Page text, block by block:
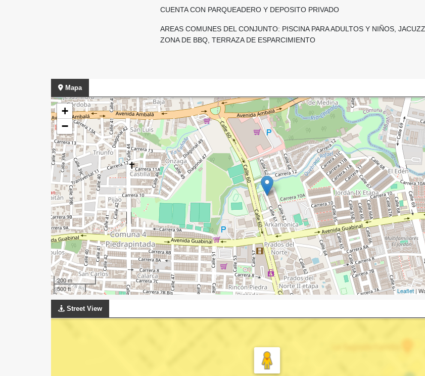
CUENTA CON PARQUEADERO Y DEPOSITO PRIVADO
AREAS COMUNES DEL CONJUNTO: PISCINA PARA ADULTOS Y NIÑOS,
ZONA DE BBQ, TERRAZA DE ESPARCIMIENTO
Mapa
+
−
200 m
500 ft
Leaflet |
Street View